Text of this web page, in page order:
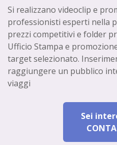
Si realizzano videoclip e
professionisti esperti nella
prezzi competitivi e folder
Ufficio Stampa e
target selezionato.
raggiungere un pubblico
viaggi
Sei